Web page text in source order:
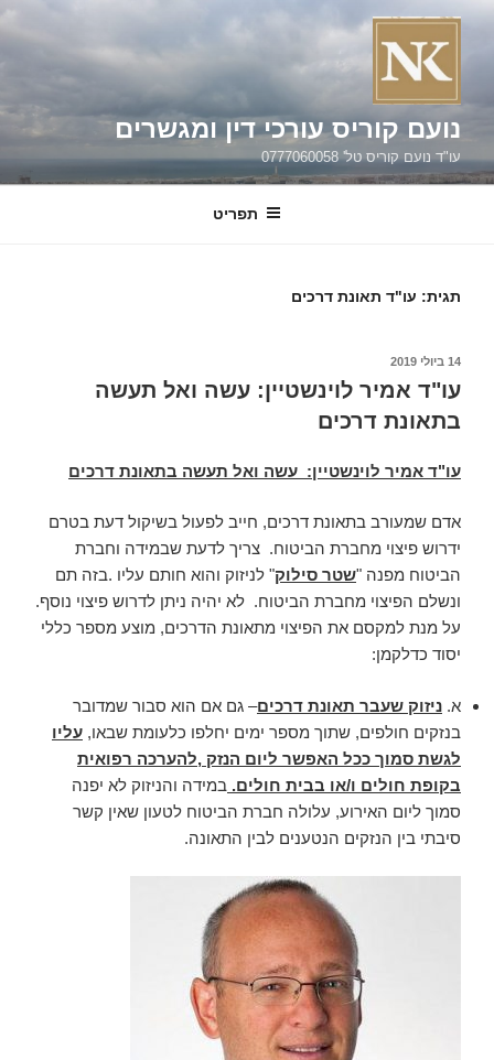
דילוג
נועם קוריס עורכי דין ומגשרים
עו"ד נועם קוריס טל' 0777060058
תפריט
תגית: עו"ד תאונת דרכים
פורסם
14 ביולי 2019
עו"ד אמיר לוינשטיין: עשה ואל תעשה
בתאונת דרכים
עו"ד אמיר לוינשטיין: עשה ואל תעשה בתאונת דרכים
אדם שמעורב בתאונת דרכים, חייב לפעול בשיקול דעת בטרם
ידרוש פיצוי מחברת הביטוח. צריך לדעת שבמידה וחברת
הביטוח מפנה "שטר סילוק" לניזוק והוא חותם עליו .בזה תם
ונשלם הפיצוי מחברת הביטוח. לא יהיה ניתן לדרוש פיצוי נוסף.
על מנת למקסם את הפיצוי מתאונת הדרכים, מוצע מספר כללי
יסוד כדלקמן:
א. ניזוק שעבר תאונת דרכים– גם אם הוא סבור שמדובר
בנזקים חולפים, שתוך מספר ימים יחלפו כלעומת שבאו, עליו
לגשת סמוך ככל האפשר ליום הנזק ,להערכה רפואית
בקופת חולים ו/או בבית חולים. במידה והניזוק לא יפנה
סמוך ליום האירוע, עלולה חברת הביטוח לטעון שאין קשר
סיבתי בין הנזקים הנטענים לבין התאונה.